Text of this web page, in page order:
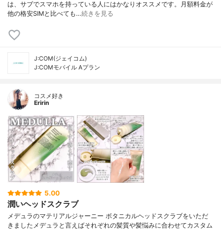
は、サブでスマホを持っている人にはかなりオススメです。月額料金が
他の格安SIMと比べても…続きを見る
J:COM(ジェイコム)
J:COMモバイル Aプラン
コスメ好き
Eririn
5.00
潤いヘッドスクラブ
メデュラのマテリアルジャーニー ボタニカルヘッドスクラブをいただ
きましたメデュラと言えばそれぞれの髪質や髪悩みに合わせてカスタム